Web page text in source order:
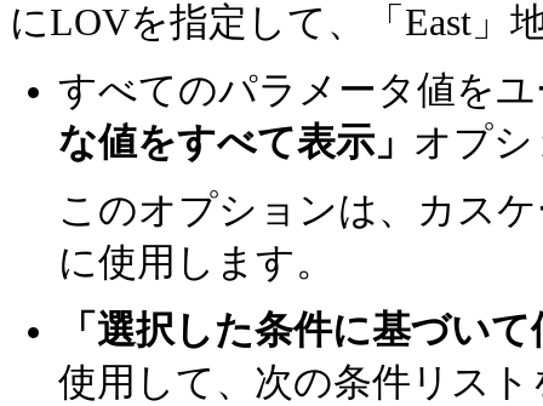
にLOVを指定して、「East」
すべてのパラメータ値を
な値をすべて表示」 オプ
このオプションは、カス
に使用します。
「選択した条件に基づい
使用して、次の条件リス